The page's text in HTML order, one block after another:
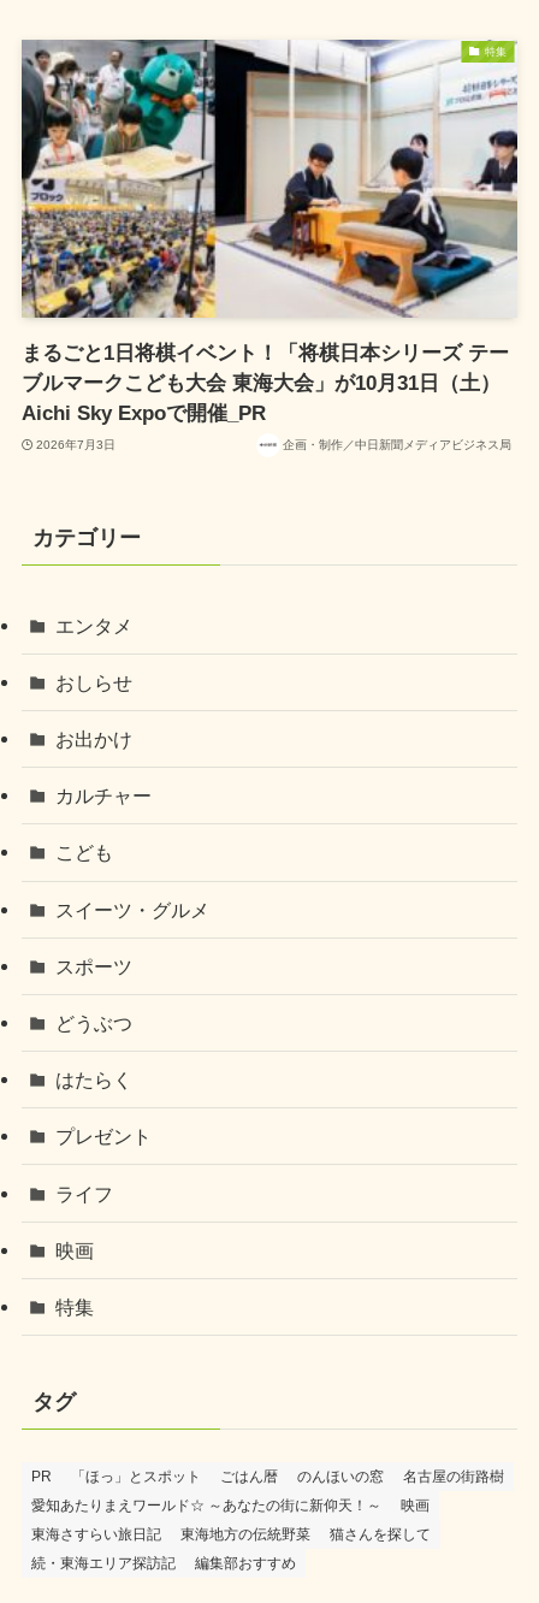
特集
まるごと1日将棋イベント！「将棋日本シリーズ テー
ブルマークこども大会 東海大会」が10月31日（土）
Aichi Sky Expoで開催_PR
2026年7月3日 企画・制作／中日新聞メディアビジネス局
カテゴリー
エンタメ
おしらせ
お出かけ
カルチャー
こども
スイーツ・グルメ
スポーツ
どうぶつ
はたらく
プレゼント
ライフ
映画
特集
タグ
PR 「ほっ」とスポット ごはん暦 のんほいの窓
名古屋の街路樹
愛知あたりまえワールド☆ ～あなたの街に新仰天！～
映画
東海さすらい旅日記
東海地方の伝統野菜
猫さんを探して
続・東海エリア探訪記
編集部おすすめ